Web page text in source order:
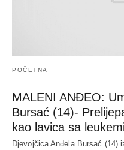
POČETNA
MALENI ANĐEO:
Bursać (14)-
kao lavica sa
Djevojčica Anđela Bursać (14)